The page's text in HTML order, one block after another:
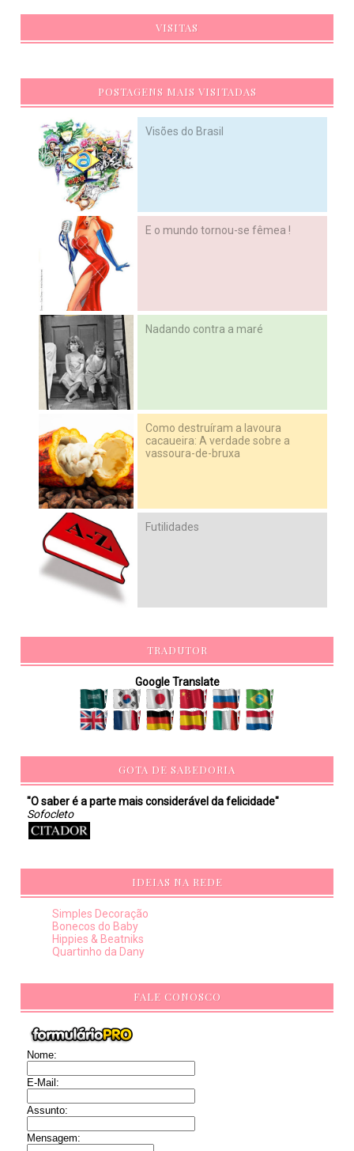
VISITAS
POSTAGENS MAIS VISITADAS
Visões do Brasil
E o mundo tornou-se fêmea !
Nadando contra a maré
Como destruíram a lavoura
cacaueira: A verdade sobre a
vassoura-de-bruxa
Futilidades
TRADUTOR
Google Translate
GOTA DE SABEDORIA
"O saber é a parte mais considerável da felicidade"
Sofocleto
IDEIAS NA REDE
Simples Decoração
Bonecos do Baby
Hippies & Beatniks
Quartinho da Dany
FALE CONOSCO
Nome:
E-Mail:
Assunto:
Mensagem: